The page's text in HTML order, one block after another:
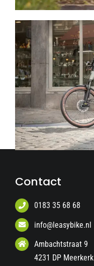
Contact
0183 35 68 68
info@leasybike.nl
Ambachtstraat 9
4231 DP Meerkerk